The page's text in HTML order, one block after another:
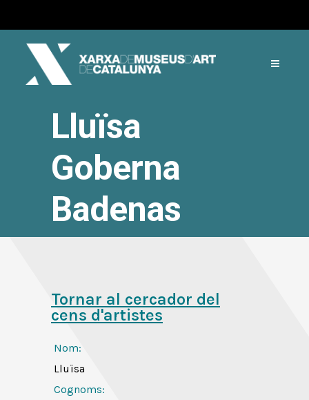
Lluïsa
Goberna
Badenas
Tornar al cercador del
cens d'artistes
Nom:
Lluïsa
Cognoms: